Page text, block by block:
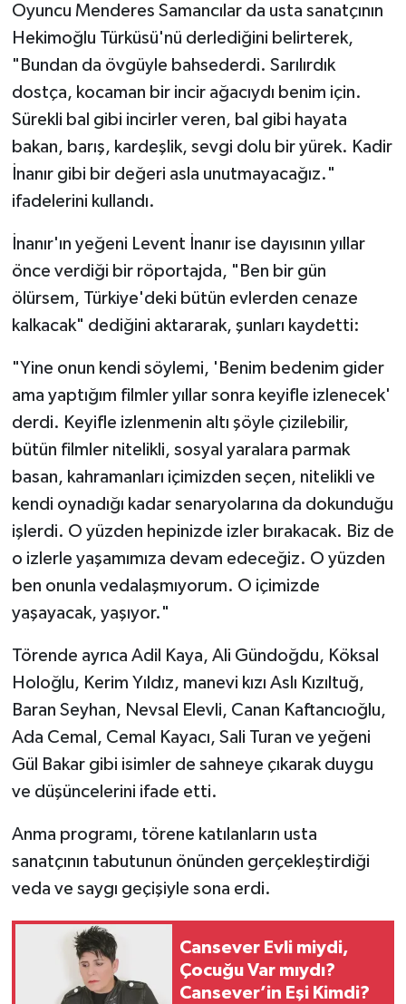
Oyuncu Menderes Samancılar da usta sanatçının
Hekimoğlu Türküsü'nü derlediğini belirterek,
"Bundan da övgüyle bahsederdi. Sarılırdık
dostça, kocaman bir incir ağacıydı benim için.
Sürekli bal gibi incirler veren, bal gibi hayata
bakan, barış, kardeşlik, sevgi dolu bir yürek. Kadir
İnanır gibi bir değeri asla unutmayacağız."
ifadelerini kullandı.
İnanır'ın yeğeni Levent İnanır ise dayısının yıllar
önce verdiği bir röportajda, "Ben bir gün
ölürsem, Türkiye'deki bütün evlerden cenaze
kalkacak" dediğini aktararak, şunları kaydetti:
"Yine onun kendi söylemi, 'Benim bedenim gider
ama yaptığım filmler yıllar sonra keyifle izlenecek'
derdi. Keyifle izlenmenin altı şöyle çizilebilir,
bütün filmler nitelikli, sosyal yaralara parmak
basan, kahramanları içimizden seçen, nitelikli ve
kendi oynadığı kadar senaryolarına da dokunduğu
işlerdi. O yüzden hepinizde izler bırakacak. Biz de
o izlerle yaşamımıza devam edeceğiz. O yüzden
ben onunla vedalaşmıyorum. O içimizde
yaşayacak, yaşıyor."
Törende ayrıca Adil Kaya, Ali Gündoğdu, Köksal
Holoğlu, Kerim Yıldız, manevi kızı Aslı Kızıltuğ,
Baran Seyhan, Nevsal Elevli, Canan Kaftancıoğlu,
Ada Cemal, Cemal Kayacı, Sali Turan ve yeğeni
Gül Bakar gibi isimler de sahneye çıkarak duygu
ve düşüncelerini ifade etti.
Anma programı, törene katılanların usta
sanatçının tabutunun önünden gerçekleştirdiği
veda ve saygı geçişiyle sona erdi.
Cansever Evli miydi,
Çocuğu Var mıydı?
Cansever’in Eşi Kimdi?